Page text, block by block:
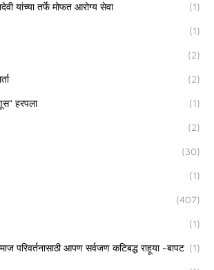
यांच्या तर्फे मोफत आरोग्य सेवा (1)
(1)
(2)
(2)
हरपला (1)
(2)
(30)
(1)
(407)
(1)
परिवर्तनासाठी आपण सर्वजण कटिबद्ध राहूया -बापट (1)